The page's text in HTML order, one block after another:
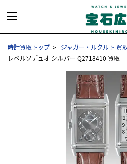
時計買取トップ ジャガー・ルクルト 買
レベルソデュオ シルバー Q2718410 買取